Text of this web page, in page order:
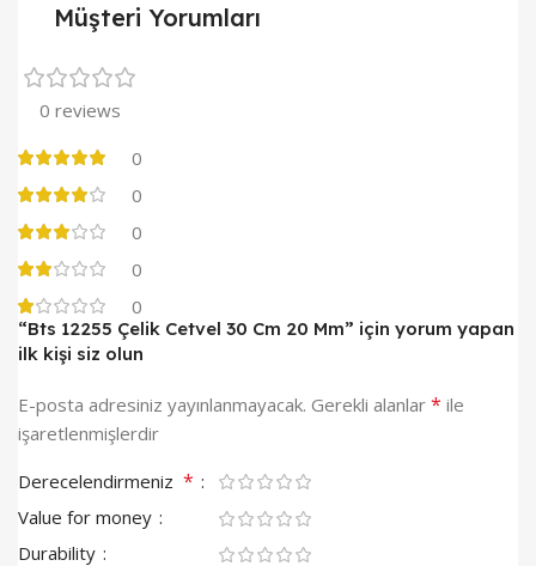
Müşteri Yorumları
0 reviews
0
0
0
0
0
“Bts 12255 Çelik Cetvel 30 Cm 20 Mm” için yorum yapan
ilk kişi siz olun
E-posta adresiniz yayınlanmayacak. Gerekli alanlar * ile
işaretlenmişlerdir
Derecelendirmeniz *
Value for money
Durability